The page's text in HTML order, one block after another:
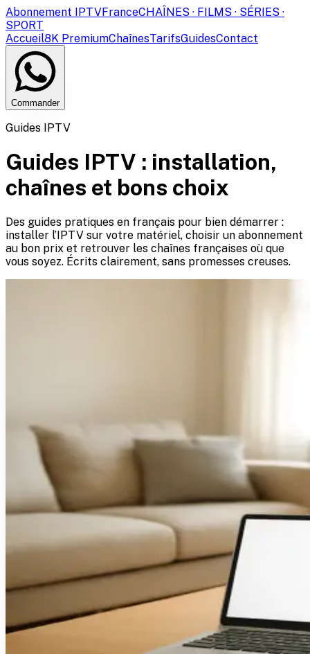
Abonnement IPTVFranceCHAÎNES · FILMS · SÉRIES ·
SPORT
Accueil8K PremiumChaînesTarifsGuidesContact
Commander
Guides IPTV
Guides IPTV : installation,
chaînes et bons choix
Des guides pratiques en français pour bien démarrer :
installer l’IPTV sur votre matériel, choisir un abonnement
au bon prix et retrouver les chaînes françaises où que
vous soyez. Écrits clairement, sans promesses creuses.